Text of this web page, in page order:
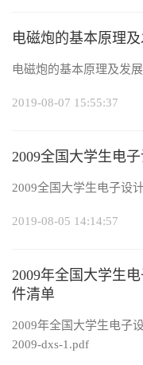
电磁炮的基本原理
电磁炮的基本原理及发
2019-08-07 15:55:37
2009全国大学生电
2009全国大学生电子设
2019-08-05 14:14:57
2009年全国大学生
件清单
2009年全国大学生电子
2009-dxs-1.pdf